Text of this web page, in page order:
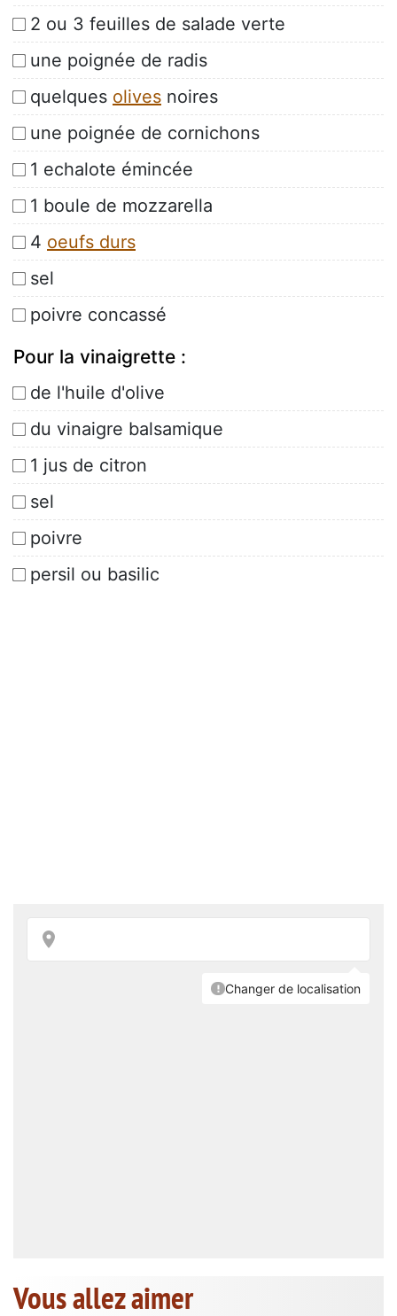
2 ou 3 feuilles de salade verte
une poignée de radis
quelques olives noires
une poignée de cornichons
1 echalote émincée
1 boule de mozzarella
4 oeufs durs
sel
poivre concassé
Pour la vinaigrette :
de l'huile d'olive
du vinaigre balsamique
1 jus de citron
sel
poivre
persil ou basilic
Vous allez aimer